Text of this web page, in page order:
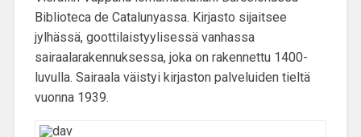
Biblioteca de Catalunyassa. Kirjasto sijaitsee
jylhässä, goottilaistyylisessä vanhassa
sairaalarakennuksessa, joka on rakennettu 1400-
luvulla. Sairaala väistyi kirjaston palveluiden tieltä
vuonna 1939.